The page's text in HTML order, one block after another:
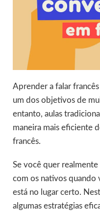
Aprender a falar
um dos objetivos de
entanto, aulas
maneira mais eficiente
francês.
Se você quer
com os nativos quando
está no lugar certo.
algumas estratégias